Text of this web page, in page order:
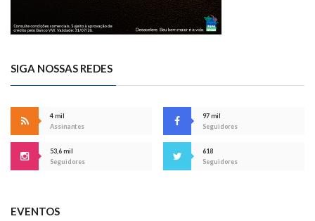
SIGA NOSSAS REDES
4 mil
Assinantes
97 mil
Seguidores
53,6 mil
Seguidores
618
Seguidores
EVENTOS